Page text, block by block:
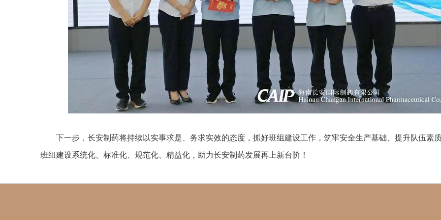
下一步，长安制药将持续以实事求是、务求实效的态度，抓好班组建设工作，筑牢安全生产基础、提升队伍素
班组建设系统化、标准化、规范化、精益化，助力长安制药发展再上新台阶！